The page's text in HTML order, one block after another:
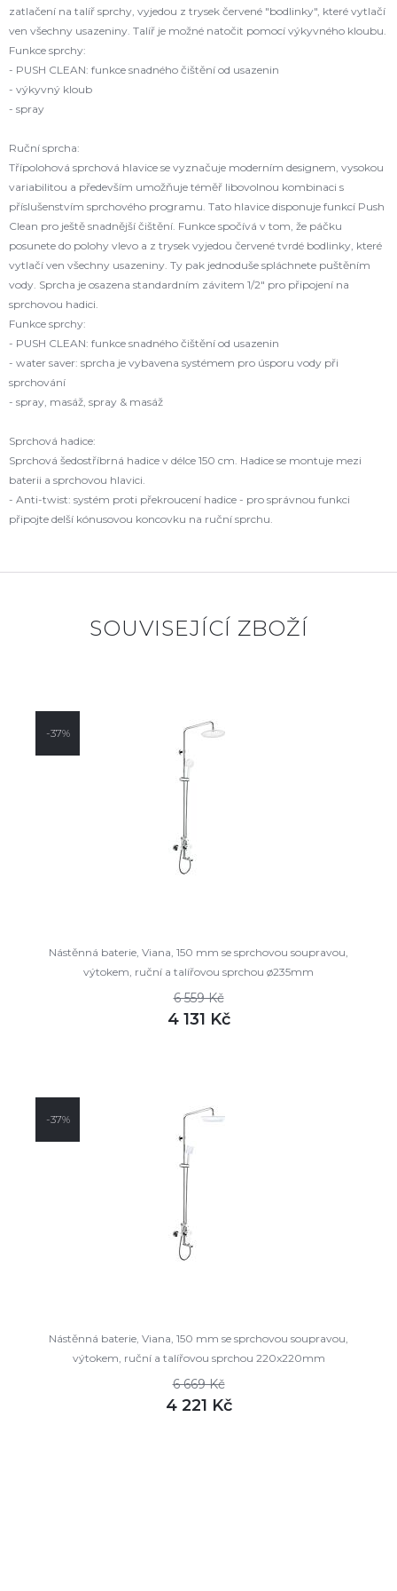
zatlačení na talíř sprchy, vyjedou z trysek červené "bodlinky", které vytlačí
ven všechny usazeniny. Talíř je možné natočit pomocí výkyvného kloubu.
Funkce sprchy:
- PUSH CLEAN: funkce snadného čištění od usazenin
- výkyvný kloub
- spray
Ruční sprcha:
Třípolohová sprchová hlavice se vyznačuje moderním designem, vysokou
variabilitou a především umožňuje téměř libovolnou kombinaci s
příslušenstvím sprchového programu. Tato hlavice disponuje funkcí Push
Clean pro ještě snadnější čištění. Funkce spočívá v tom, že páčku
posunete do polohy vlevo a z trysek vyjedou červené tvrdé bodlinky, které
vytlačí ven všechny usazeniny. Ty pak jednoduše spláchnete puštěním
vody. Sprcha je osazena standardním závitem 1/2" pro připojení na
sprchovou hadici.
Funkce sprchy:
- PUSH CLEAN: funkce snadného čištění od usazenin
- water saver: sprcha je vybavena systémem pro úsporu vody při
sprchování
- spray, masáž, spray & masáž
Sprchová hadice:
Sprchová šedostříbrná hadice v délce 150 cm. Hadice se montuje mezi
baterii a sprchovou hlavici.
- Anti-twist: systém proti překroucení hadice - pro správnou funkci
připojte delší kónusovou koncovku na ruční sprchu.
SOUVISEJÍCÍ ZBOŽÍ
-37%
Nástěnná baterie, Viana, 150 mm se sprchovou soupravou,
výtokem, ruční a talířovou sprchou ø235mm
6 559 Kč
4 131 Kč
-37%
Nástěnná baterie, Viana, 150 mm se sprchovou soupravou,
výtokem, ruční a talířovou sprchou 220x220mm
6 669 Kč
4 221 Kč